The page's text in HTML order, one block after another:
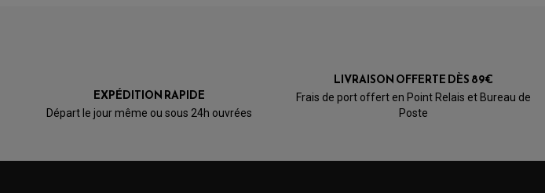
4★ 5★
Basé sur 1 avis
EXPÉDITION RAPIDE
Départ le jour même ou sous 24h ouvrées
LIVRAISON OFFERTE DÈS 89€
Frais de port offert en Point Relais et Bureau de
Poste